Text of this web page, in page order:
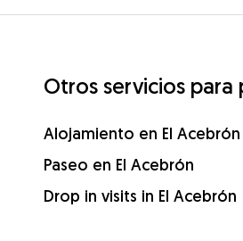
Otros servicios para
Alojamiento en El Acebrón
Paseo en El Acebrón
Drop in visits in El Acebrón